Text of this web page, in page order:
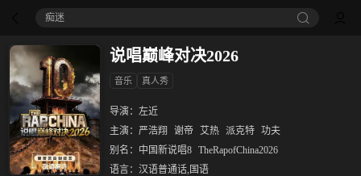
痴迷
说唱巅峰对决2026
音乐 真人秀
导演： 左近
主演： 严浩翔 谢帝 艾热 派克特 功夫
别名： 中国新说唱8 TheRapofChina2026
语言： 汉语普通话,国语